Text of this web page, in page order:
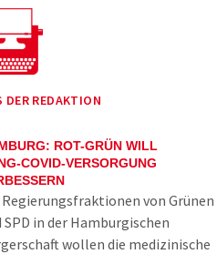
DER REDAKTION
ROT-GRÜN WILL
COVID-VERSORGUNG
Regierungsfraktionen von Grünen
SPD in der Hamburgischen
wollen die medizinische